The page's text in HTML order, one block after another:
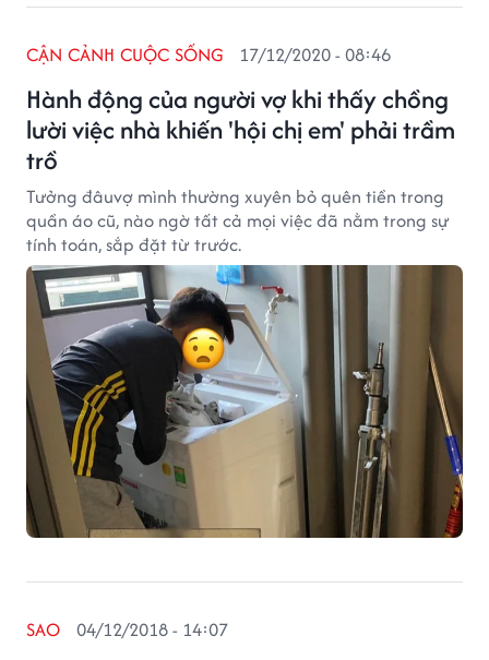
Hành động của người vợ khi thấy chồng
lười việc nhà khiến 'hội chị em' phải trầm
trồ
CẬN CẢNH CUỘC SỐNG 17/12/2020 - 08:46
Tưởng đâuvợ mình thường xuyên bỏ quên tiền trong
quần áo cũ, nào ngờ tất cả mọi việc đã nằm trong sự
tính toán, sắp đặt từ trước.
SAO 04/12/2018 - 14:07